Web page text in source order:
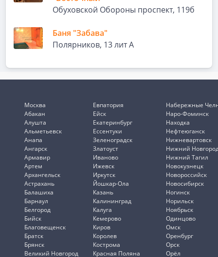
Обуховской Обороны проспект, 119б
Баня "Забава"
Полярников, 13 лит А
Москва
Абакан
Алушта
Альметьевск
Анапа
Ангарск
Армавир
Артем
Архангельск
Астрахань
Балашиха
Барнаул
Белгород
Бийск
Благовещенск
Братск
Брянск
Великий Новгород
Евпатория
Ейск
Екатеринбург
Ессентуки
Зеленоградск
Златоуст
Иваново
Ижевск
Иркутск
Йошкар-Ола
Казань
Калининград
Калуга
Кемерово
Киров
Королев
Кострома
Красная Поляна
Набережные
Наро-Фоминск
Находка
Нефтеюганск
Нижневартовск
Нижний
Нижний Тагил
Новокузнецк
Новороссийск
Новосибирск
Ногинск
Норильск
Ноябрьск
Одинцово
Омск
Оренбург
Орск
Орёл